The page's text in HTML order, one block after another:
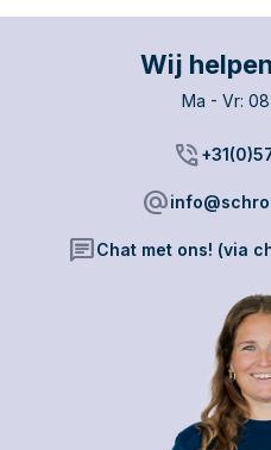
behoudt voor gerichte
deze variant voor
onderhoud aan
machines, voertuigen
product verdrijft vocht,
vermindert slijtage en
laat bewegende delen
voor professionals en
Wij
Ma - Vr:
phone_in_talk
alternate_email
chatChat met ons! (via